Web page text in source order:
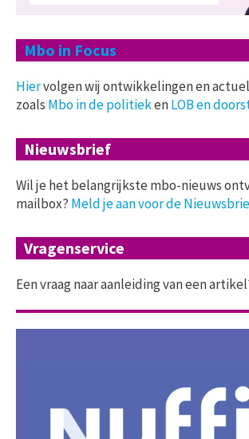
Mbo in Focus
Hiervolgen wij ontwikkelingen en
zoals Mbo in de politiekenLOB en
Nieuwsbrief
Wil je het belangrijkste mbo-nieuws
mailbox? Meld je aan voor de
Vragenservice
Een vraag naar aanleiding van een